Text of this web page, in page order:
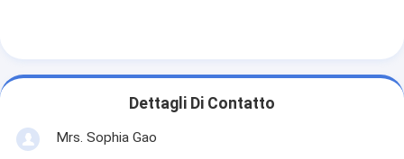
Nastro della tela della stagnola
Nastro di condotta del panno
Dettagli Di Contatto
Mrs. Sophia Gao